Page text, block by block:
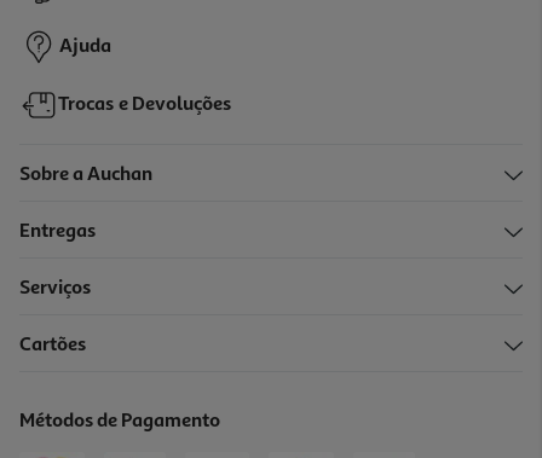
Ajuda
Trocas e Devoluções
Sobre a Auchan
Entregas
Serviços
Cartões
Métodos de Pagamento